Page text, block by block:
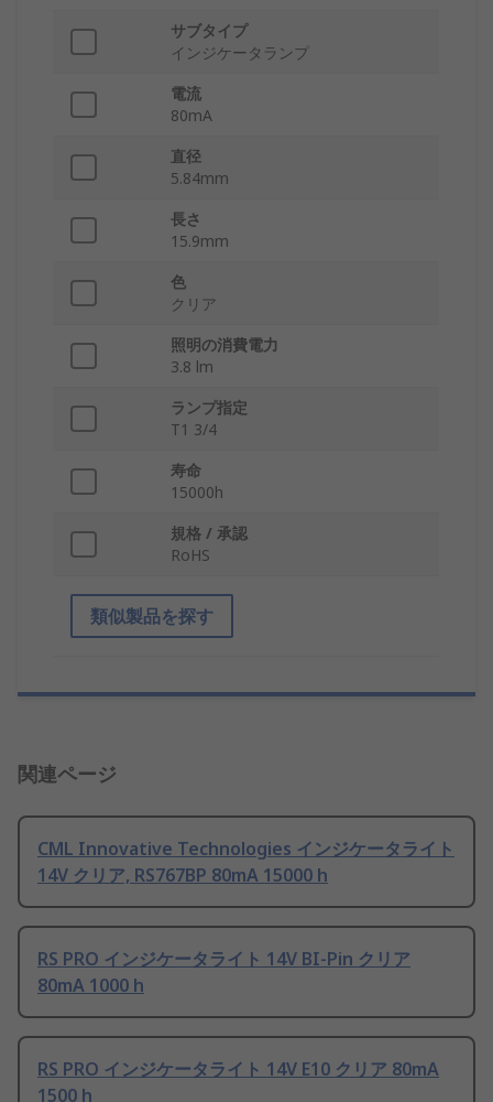
サブタイプ
インジケータランプ
電流
80mA
直径
5.84mm
長さ
15.9mm
色
クリア
照明の消費電力
3.8 lm
ランプ指定
T1 3/4
寿命
15000h
規格 / 承認
RoHS
類似製品を探す
関連ページ
CML Innovative Technologies インジケータライト
14V クリア, RS767BP 80mA 15000 h
RS PRO インジケータライト 14V BI-Pin クリア
80mA 1000 h
RS PRO インジケータライト 14V E10 クリア 80mA
1500 h